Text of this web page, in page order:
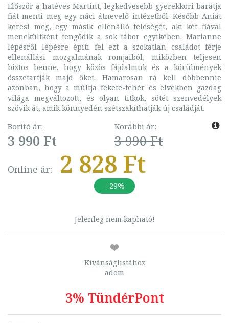
Először a hatéves Martint, legkedvesebb gyerekkori barátja
fiát menti meg egy náci átnevelő intézetből. Később Aniát
keresi meg, egy másik ellenálló feleségét, aki két fiával
menekültként tengődik a sok tábor egyikében. Marianne
lépésről lépésre építi fel ezt a szokatlan családot férje
ellenállási mozgalmának romjaiból, miközben teljesen
biztos benne, hogy közös fájdalmuk és a körülmények
összetartják majd őket. Hamarosan rá kell döbbennie
azonban, hogy a múltja fekete-fehér és elvekben gazdag
világa megváltozott, és olyan titkok, sötét szenvedélyek
szövik át, amik könnyedén szétszakíthatják új családját.
Borító ár:
3 990 Ft
Korábbi ár:
3 990 Ft
Online ár: 2 828 Ft
- 29%
Jelenleg nem kapható!
Kívánságlistához
adom
3% TündérPont